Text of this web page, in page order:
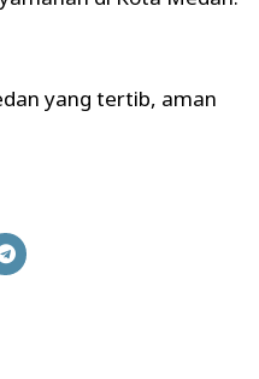
yang tertib, aman